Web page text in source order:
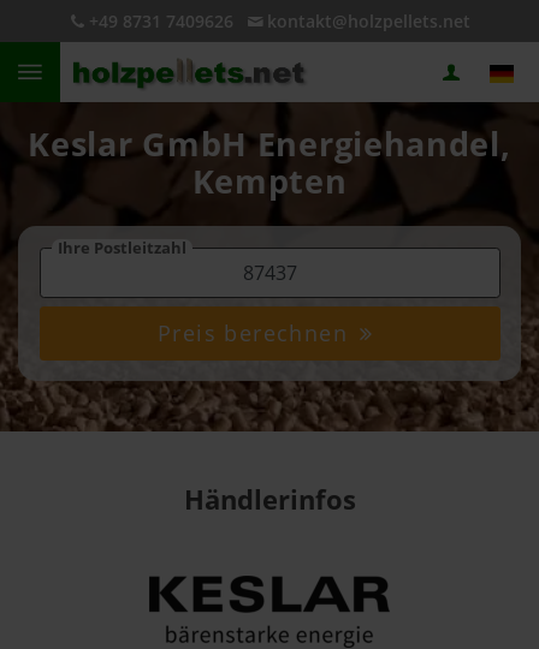
+49 8731 7409626 kontakt@holzpellets.net
Keslar GmbH Energiehandel,
Kempten
Ihre Postleitzahl
Preis berechnen
Händlerinfos